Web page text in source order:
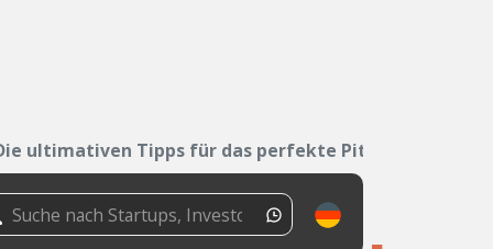
ultimativen Tipps für das perfekte Pitch Deck